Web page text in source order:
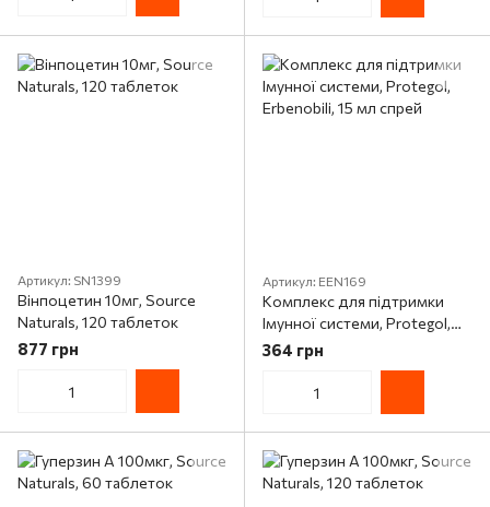
Артикул: SN1399
Вінпоцетин 10мг, Source
Naturals, 120 таблеток
877 грн
Артикул: EEN169
Комплекс для підтримки
Імунної системи, Protegol,
Erbenobili, 15 мл спрей
364 грн